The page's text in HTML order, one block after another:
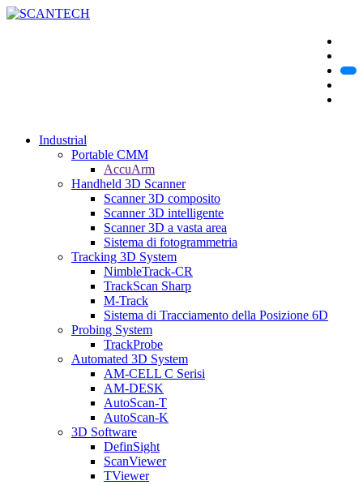
Industrial
Portable CMM
AccuArm
Handheld 3D Scanner
Scanner 3D composito
Scanner 3D intelligente
Scanner 3D a vasta area
Sistema di fotogrammetria
Tracking 3D System
NimbleTrack-CR
TrackScan Sharp
M-Track
Sistema di Tracciamento della Posizione 6D
Probing System
TrackProbe
Automated 3D System
AM-CELL C Serisi
AM-DESK
AutoScan-T
AutoScan-K
3D Software
DefinSight
ScanViewer
TViewer